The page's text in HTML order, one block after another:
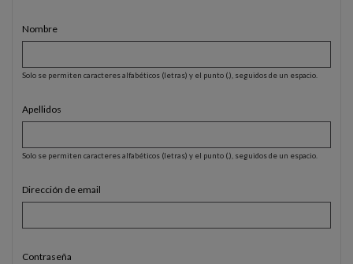
Nombre
Solo se permiten caracteres alfabéticos (letras) y el punto (.), seguidos de un espacio.
Apellidos
Solo se permiten caracteres alfabéticos (letras) y el punto (.), seguidos de un espacio.
Dirección de email
Contraseña